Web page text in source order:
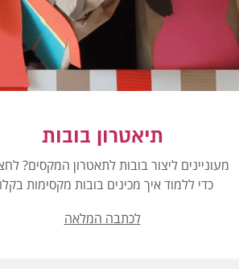
תיאטרון בובות
מעוניינים ליצור בובות לתאטרון המקסים?
כדי ללמוד איך מכינים בובות מקסימות
לכתבה המלאה